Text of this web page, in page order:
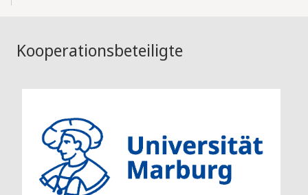
Kooperationsbeteiligte